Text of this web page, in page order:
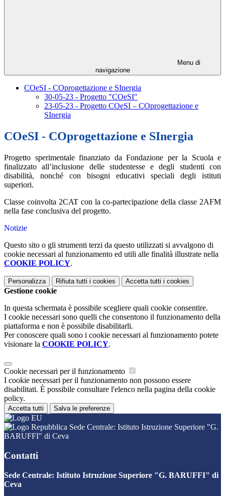
Menu di
navigazione
COeSI - COprogettazione e SInergia
30-05-23 - Progetto "COeSI"
23-05-23 - Progetto COeSI – COprogettazione e
SInergia
COeSI - COprogettazione e SInergia
Progetto sperimentale finanziato da Fondazione per la Scuola e
finalizzato all’inclusione delle studentesse e degli studenti con
disabilità, nonché con bisogni educativi speciali degli istituti
superiori.
Classe coinvolta 2CAT con la co-partecipazione della classe 2AFM
nella fase conclusiva del progetto.
Notizie
Questo sito o gli strumenti terzi da questo utilizzati si avvalgono di
cookie necessari al funzionamento ed utili alle finalità illustrate nella
COOKIE POLICY.
Personalizza Rifiuta tutti i cookies Accetta tutti i cookies
Gestione cookie
In questa schermata è possibile scegliere quali cookie consentire.
I cookie necessari sono quelli che consentono il funzionamento della
piattaforma e non è possibile disabilitarli.
Per conoscere quali sono i cookie necessari al funzionamento potete
visionare la COOKIE POLICY.
Cookie necessari per il funzionamento
I cookie necessari per il funzionamento non possono essere
disabilitati. È possibile consultare l'elenco nella pagina della cookie
policy.
Accetta tutti Salva le preferenze
Sede Centrale: Istituto Istruzione Superiore "G.
BARUFFI" di Ceva
Contatti
Sede Centrale: Istituto Istruzione Superiore "G. BARUFFI" di
Ceva